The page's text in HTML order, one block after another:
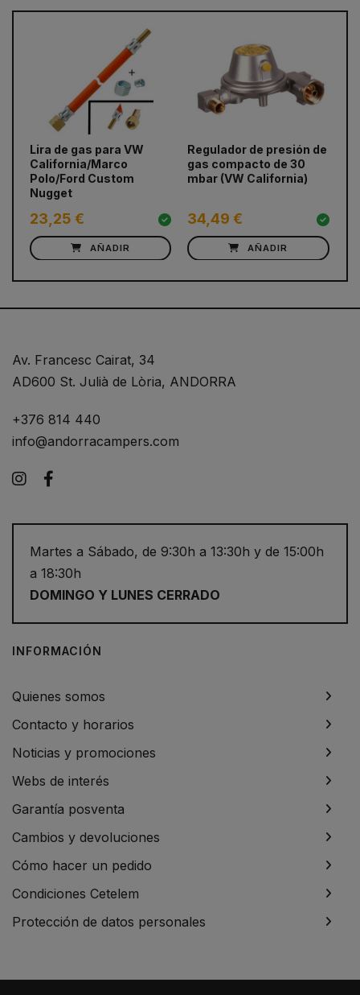
Lira de gas para VW
California/Marco
Polo/Ford Custom
Nugget
23,25 €
AÑADIR
Regulador de presión de
gas compacto de 30
mbar (VW California)
34,49 €
AÑADIR
prev next
Av. Francesc Cairat, 34
AD600 St. Julià de Lòria, ANDORRA
+376 814 440
info@andorracampers.com
Instagram
Martes a Sábado, de 9:30h a 13:30h y de 15:00h
a 18:30h
DOMINGO Y LUNES CERRADO
INFORMACIÓN
Quienes somos
Contacto y horarios
Noticias y promociones
Webs de interés
Garantía posventa
Cambios y devoluciones
Cómo hacer un pedido
Condiciones Cetelem
Protección de datos personales